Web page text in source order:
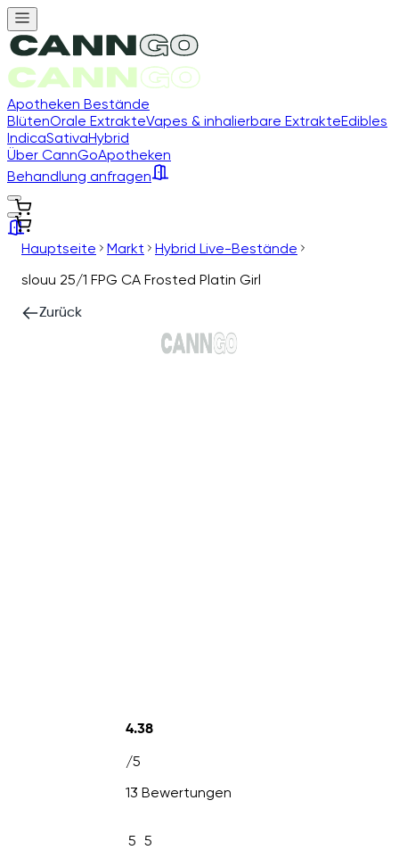
Apotheken Bestände
BlütenOrale ExtrakteVapes & inhalierbare ExtrakteEdibles
IndicaSativaHybrid
Über CannGoApotheken
Behandlung anfragen
Hauptseite Markt
Hybrid Live-Bestände
slouu 25/1 FPG CA Frosted Platin Girl
Zurück
4.38
/5
13 Bewertungen
5 5